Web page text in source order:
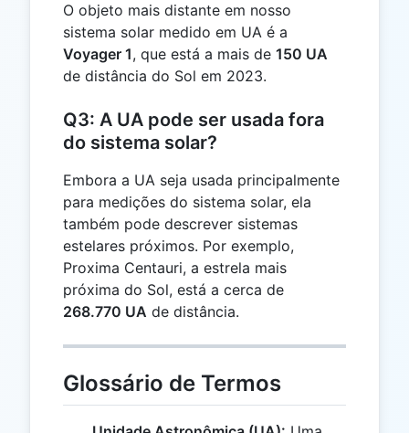
O objeto mais distante em nosso
sistema solar medido em UA é a
Voyager 1, que está a mais de 150 UA
de distância do Sol em 2023.
Q3: A UA pode ser usada fora
do sistema solar?
Embora a UA seja usada principalmente
para medições do sistema solar, ela
também pode descrever sistemas
estelares próximos. Por exemplo,
Proxima Centauri, a estrela mais
próxima do Sol, está a cerca de
268.770 UA de distância.
Glossário de Termos